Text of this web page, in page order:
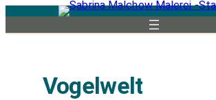
Zum
Inhalt
Vogelwelt